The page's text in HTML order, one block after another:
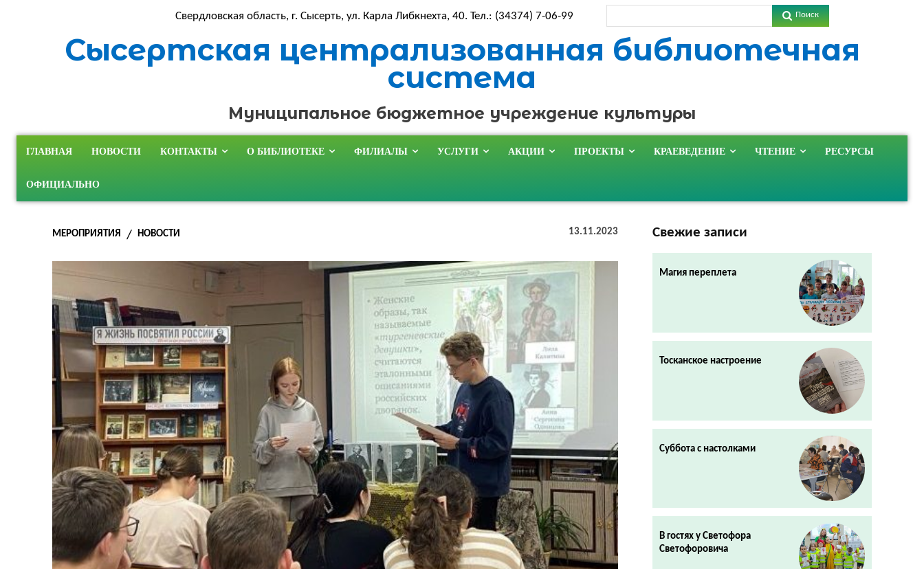
Свердловская область, г. Сысерть, ул. Карла Либкнехта, 40. Тел.: (34374) 7-06-99 Поиск
Сысертская централизованная библиотечная
система
Муниципальное бюджетное учреждение культуры
ГЛАВНАЯ НОВОСТИ КОНТАКТЫ О БИБЛИОТЕКЕ ФИЛИАЛЫ УСЛУГИ АКЦИИ ПРОЕКТЫ КРАЕВЕДЕНИЕ ЧТЕНИЕ РЕСУРСЫ
ОФИЦИАЛЬНО
МЕРОПРИЯТИЯ НОВОСТИ 13.11.2023 Свежие записи
Магия переплета
Тосканское настроение
Суббота с настолками
В гостях у Светофора
Светофоровича